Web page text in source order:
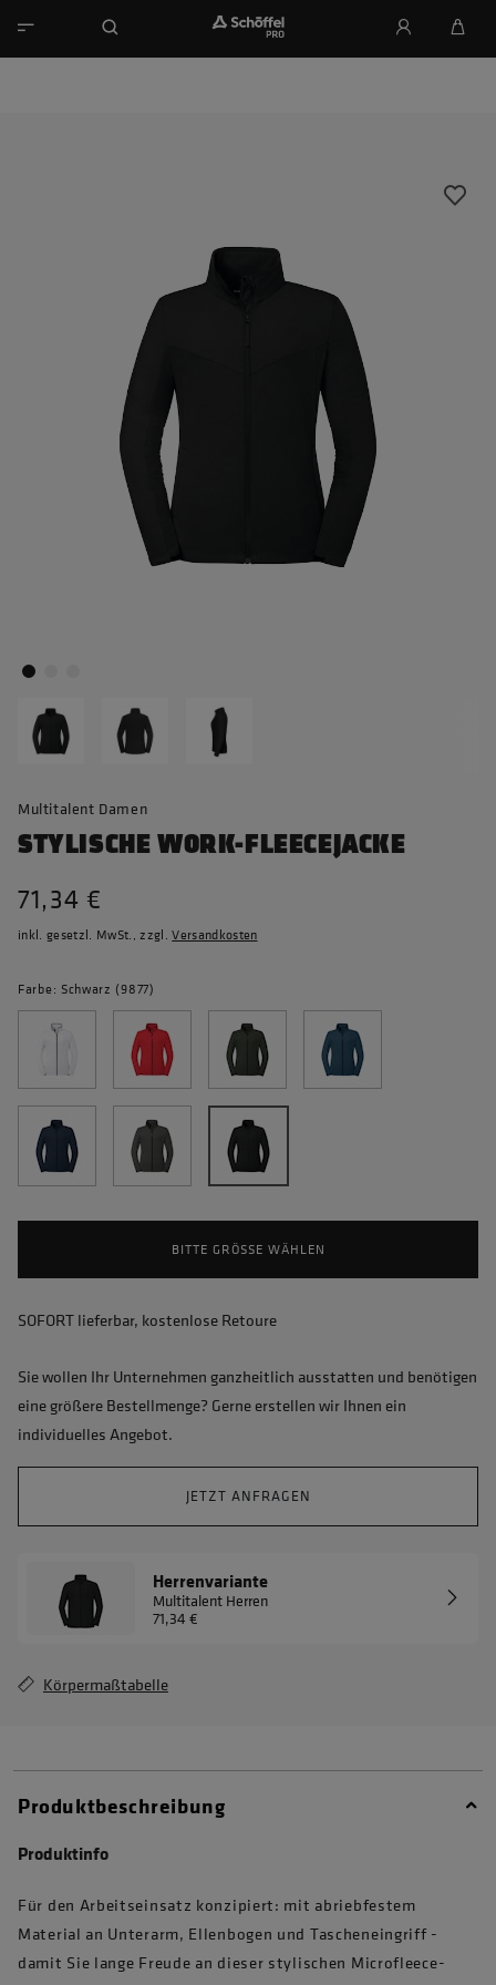
Multitalent Damen
STYLISCHE WORK-FLEECEJACKE
71,34 €
inkl. gesetzl. MwSt., zzgl.Versandkosten
Farbe: Schwarz (9877)
BITTE GRÖSSE WÄHLEN
SOFORT lieferbar, kostenlose Retoure
Sie wollen Ihr Unternehmen ganzheitlich ausstatten und benötigen
eine größere Bestellmenge? Gerne erstellen wir Ihnen ein
individuelles Angebot.
JETZT ANFRAGEN
Herrenvariante
Multitalent Herren
71,34 €
Körpermaßtabelle
Produktbeschreibung
Produktinfo
Für den Arbeitseinsatz konzipiert: mit abriebfestem
Material an Unterarm, Ellenbogen und Tascheneingriff -
damit Sie lange Freude an dieser stylischen Microfleece-